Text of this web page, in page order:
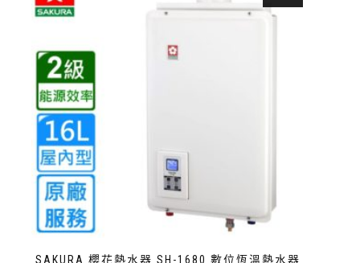
SAKURA 櫻花熱水器 SH-1680 數位恆溫熱水器